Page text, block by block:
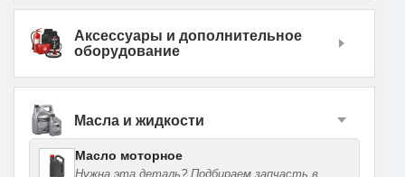
Аксессуары и дополнительное
оборудование
Масла и жидкости
Масло моторное
Нужна эта деталь? Подбираем запчасть в